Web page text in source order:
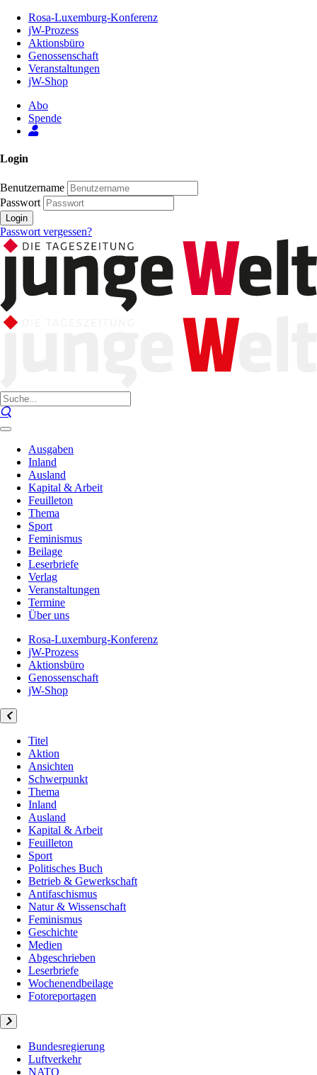
Inhalt
Seite
Rosa-Luxemburg-Konferenz
jW-Prozess
Aktionsbüro
Genossenschaft
Veranstaltungen
jW-Shop
Abo
Spende
Login
Benutzername
Passwort
Login
Passwort vergessen?
Ausgaben
Inland
Ausland
Kapital & Arbeit
Feuilleton
Thema
Sport
Feminismus
Beilage
Leserbriefe
Verlag
Veranstaltungen
Termine
Über uns
Rosa-Luxemburg-Konferenz
jW-Prozess
Aktionsbüro
Genossenschaft
jW-Shop
Titel
Aktion
Ansichten
Schwerpunkt
Thema
Inland
Ausland
Kapital & Arbeit
Feuilleton
Sport
Politisches Buch
Betrieb & Gewerkschaft
Antifaschismus
Natur & Wissenschaft
Feminismus
Geschichte
Medien
Abgeschrieben
Leserbriefe
Wochenendbeilage
Fotoreportagen
Bundesregierung
Luftverkehr
NATO